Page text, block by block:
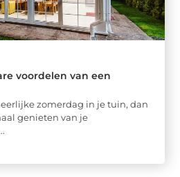
voordelen van een
zomerdag in je tuin, dan
genieten van je